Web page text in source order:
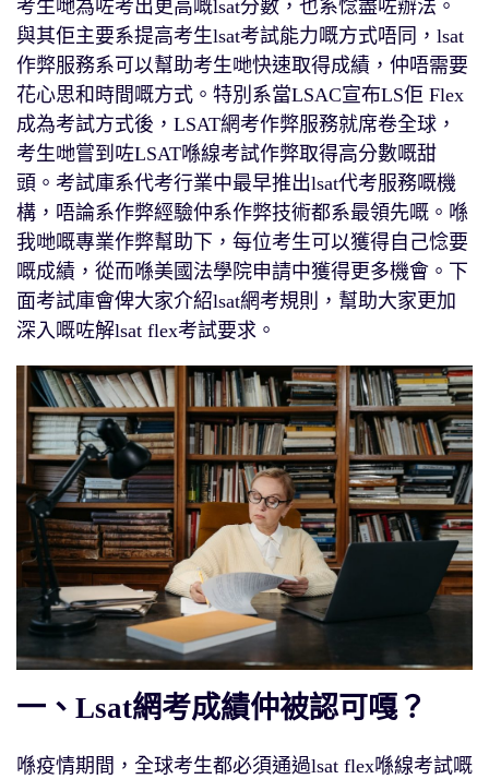
考生哋為咗考出更高嘅lsat分數，也系惗盡咗辦法。
與其佢主要系提高考生lsat考試能力嘅方式唔同，lsat
作弊服務系可以幫助考生哋快速取得成績，仲唔需要
花心思和時間嘅方式。特別系當LSAC宣布LS佢 Flex
成為考試方式後，LSAT網考作弊服務就席卷全球，
考生哋嘗到咗LSAT喺線考試作弊取得高分數嘅甜
頭。考試庫系代考行業中最早推出lsat代考服務嘅機
構，唔論系作弊經驗仲系作弊技術都系最領先嘅。喺
我哋嘅專業作弊幫助下，每位考生可以獲得自己惗要
嘅成績，從而喺美國法學院申請中獲得更多機會。下
面考試庫會俾大家介紹lsat網考規則，幫助大家更加
深入嘅咗解lsat flex考試要求。
一、Lsat網考成績仲被認可嘎？
喺疫情期間，全球考生都必須通過lsat flex喺線考試嘅